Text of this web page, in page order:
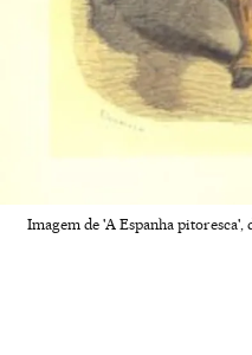
Imagem de 'A Espanha